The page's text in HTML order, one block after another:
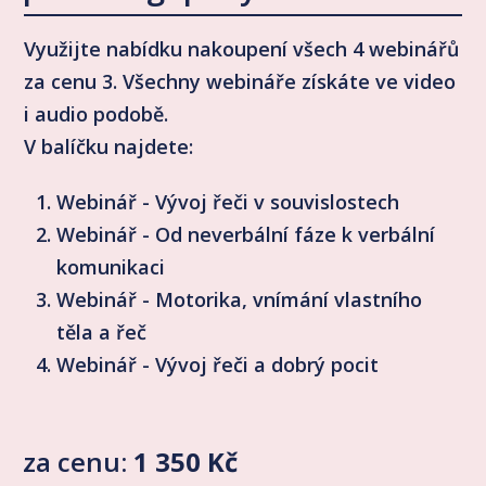
Využijte nabídku nakoupení všech 4 webinářů
za cenu 3. Všechny webináře získáte ve video
i audio podobě.
V balíčku najdete:
Webinář - Vývoj řeči v souvislostech
Webinář - Od neverbální fáze k verbální
komunikaci
Webinář - Motorika, vnímání vlastního
těla a řeč
Webinář - Vývoj řeči a dobrý pocit
za cenu: 1 350 Kč